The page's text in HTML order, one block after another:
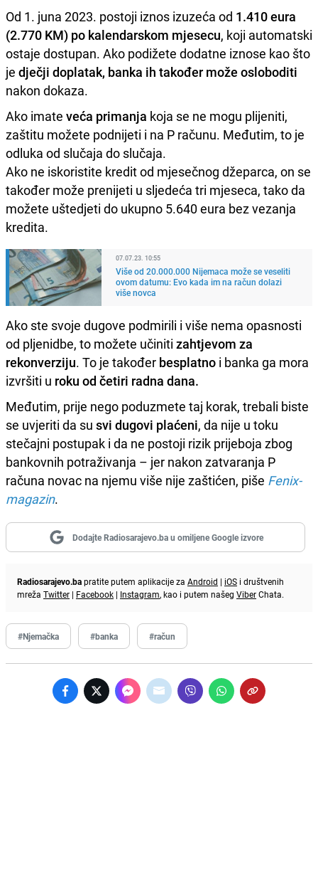
Od 1. juna 2023. postoji iznos izuzeća od 1.410 eura
(2.770 KM) po kalendarskom mjesecu, koji automatski
ostaje dostupan. Ako podižete dodatne iznose kao što
je dječji doplatak, banka ih također može osloboditi
nakon dokaza.
Ako imate veća primanja koja se ne mogu plijeniti,
zaštitu možete podnijeti i na P računu. Međutim, to je
odluka od slučaja do slučaja.
Ako ne iskoristite kredit od mjesečnog džeparca, on se
također može prenijeti u sljedeća tri mjeseca, tako da
možete uštedjeti do ukupno 5.640 eura bez vezanja
kredita.
07.07.23. 10:55
Više od 20.000.000 Nijemaca može se veseliti
ovom datumu: Evo kada im na račun dolazi
više novca
Ako ste svoje dugove podmirili i više nema opasnosti
od pljenidbe, to možete učiniti zahtjevom za
rekonverziju. To je također besplatno i banka ga mora
izvršiti u roku od četiri radna dana.
Međutim, prije nego poduzmete taj korak, trebali biste
se uvjeriti da su svi dugovi plaćeni, da nije u toku
stečajni postupak i da ne postoji rizik prijeboja zbog
bankovnih potraživanja – jer nakon zatvaranja P
računa novac na njemu više nije zaštićen, piše Fenix-
magazin.
Dodajte Radiosarajevo.ba u omiljene Google izvore
Radiosarajevo.bapratite putem aplikacije za Android | iOS i društvenih
mreža Twitter | Facebook | Instagram, kao i putem našeg ViberChata.
#Njemačka #banka #račun